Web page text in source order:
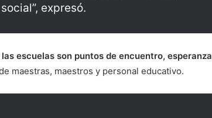
expresó.
escuelas son puntos de encuentro, esperanza
maestras, maestros y personal educativo.